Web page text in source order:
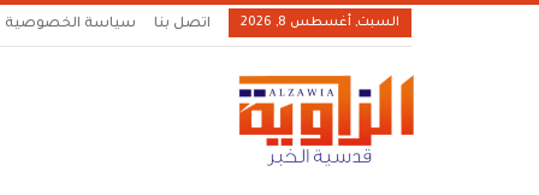
السبت, أغسطس 8, 2026 اتصل بنا سياسة الخصوصية